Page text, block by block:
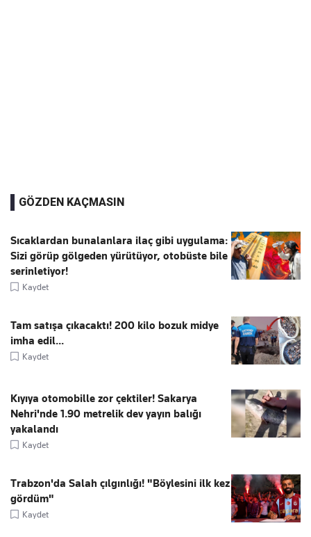
GÖZDEN KAÇMASIN
Sıcaklardan bunalanlara ilaç gibi uygulama:
Sizi görüp gölgeden yürütüyor, otobüste bile
serinletiyor!
Kaydet
Tam satışa çıkacaktı! 200 kilo bozuk midye
imha edil...
Kaydet
Kıyıya otomobille zor çektiler! Sakarya
Nehri'nde 1.90 metrelik dev yayın balığı
yakalandı
Kaydet
Trabzon'da Salah çılgınlığı! "Böylesini ilk kez
gördüm"
Kaydet